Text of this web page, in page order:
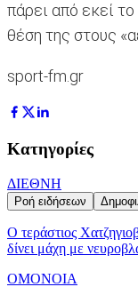
πάρει από εκεί
θέση της στους
sport-fm.gr
Κατηγορίες
ΔΙΕΘΝΗ
Ροή ειδήσεων
Ο τεράστιος
δίνει μάχη με
ΟΜΟΝΟΙΑ